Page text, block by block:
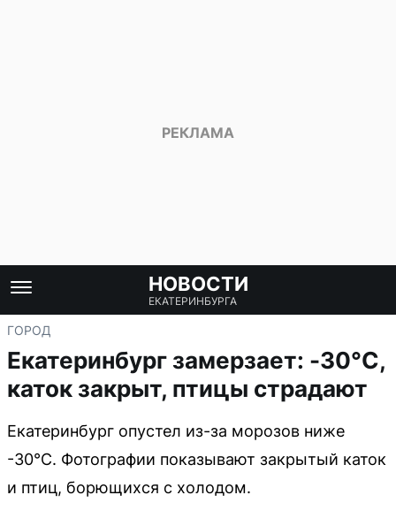
НОВОСТИ
ЕКАТЕРИНБУРГА
ГОРОД
Екатеринбург замерзает: -30°C,
каток закрыт, птицы страдают
Екатеринбург опустел из-за морозов ниже
-30°C. Фотографии показывают закрытый каток
и птиц, борющихся с холодом.